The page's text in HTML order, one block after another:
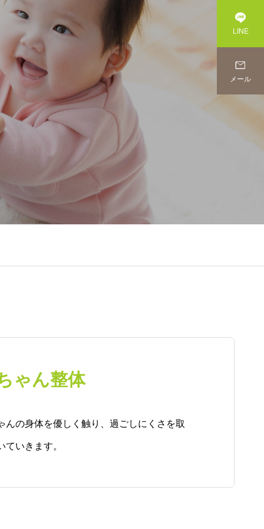

LINE

メール
ゃん整体
んの身体を優しく触り、過ごしにくさを取
ていきます。